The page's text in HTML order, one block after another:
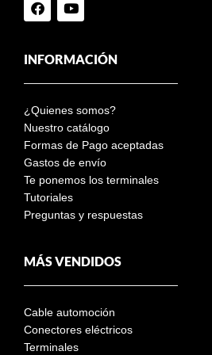
INFORMACIÓN
¿Quienes somos?
Nuestro catálogo
Formas de Pago aceptadas
Gastos de envío
Te ponemos los terminales
Tutoriales
Preguntas y respuestas
MÁS VENDIDOS
Cable automoción
Conectores eléctricos
Terminales